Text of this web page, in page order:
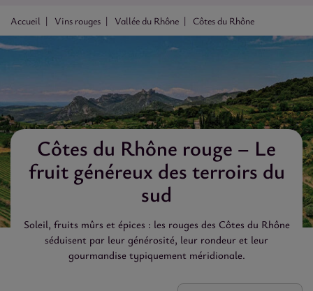
Accueil Vins rouges Vallée du Rhône Côtes du Rhône
Côtes du Rhône rouge – Le
fruit généreux des terroirs du
sud
Soleil, fruits mûrs et épices : les rouges des Côtes du Rhône
séduisent par leur générosité, leur rondeur et leur
gourmandise typiquement méridionale.